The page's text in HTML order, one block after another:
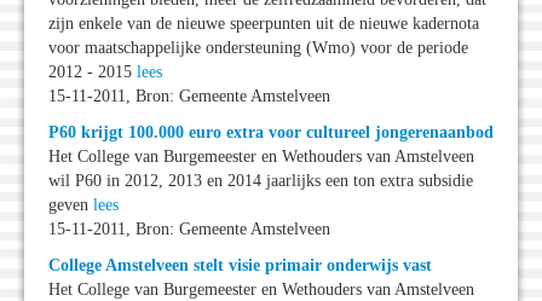
zijn enkele van de nieuwe speerpunten uit de nieuwe kadernota
voor maatschappelijke ondersteuning (Wmo) voor de periode
2012 - 2015 lees
15-11-2011, Bron: Gemeente Amstelveen
P60 krijgt 100.000 euro extra voor cultureel jongerenaanbod
Het College van Burgemeester en Wethouders van Amstelveen
wil P60 in 2012, 2013 en 2014 jaarlijks een ton extra subsidie
geven lees
15-11-2011, Bron: Gemeente Amstelveen
College Amstelveen stelt visie primair onderwijs vast
Het College van Burgemeester en Wethouders van Amstelveen